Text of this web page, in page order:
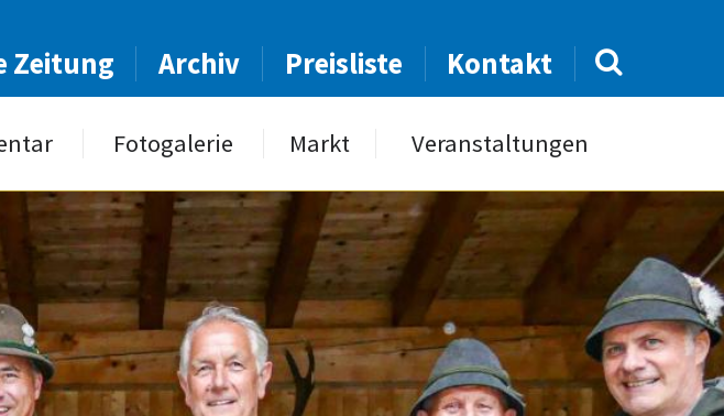
Zeitung Archiv Preisliste Kontakt
Fotogalerie Markt Veranstaltungen